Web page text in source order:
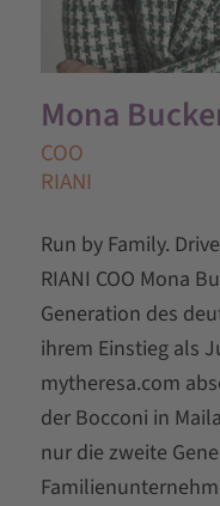
Mona
COO
RIANI
Run by Family.
RIANI COO Mona
Generation des
ihrem Einstieg als
mytheresa.com
der Bocconi in
nur die zweite